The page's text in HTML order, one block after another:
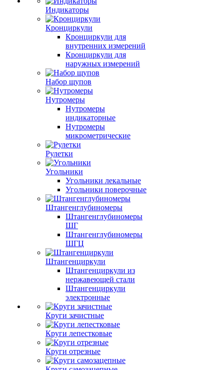
Индикаторы
Кронциркули
Кронциркули для
внутренних измерений
Кронциркули для
наружных измерений
Набор щупов
Нутромеры
Нутромеры
индикаторные
Нутромеры
микрометрические
Рулетки
Угольники
Угольники лекальные
Угольники поверочные
Штангенглубиномеры
Штангенглубиномеры
ШГ
Штангенглубиномеры
ШГЦ
Штангенциркули
Штангенциркули из
нержавеющей стали
Штангенциркули
электронные
Круги зачистные
Круги лепестковые
Круги отрезные